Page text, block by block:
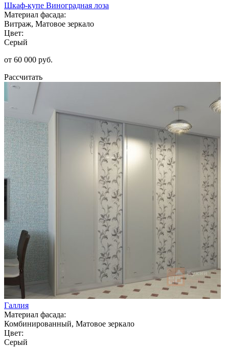
Шкаф-купе Виноградная лоза
Материал фасада:
Витраж, Матовое зеркало
Цвет:
Серый
от 60 000 руб.
Рассчитать
Галлия
Материал фасада:
Комбинированный, Матовое зеркало
Цвет:
Серый